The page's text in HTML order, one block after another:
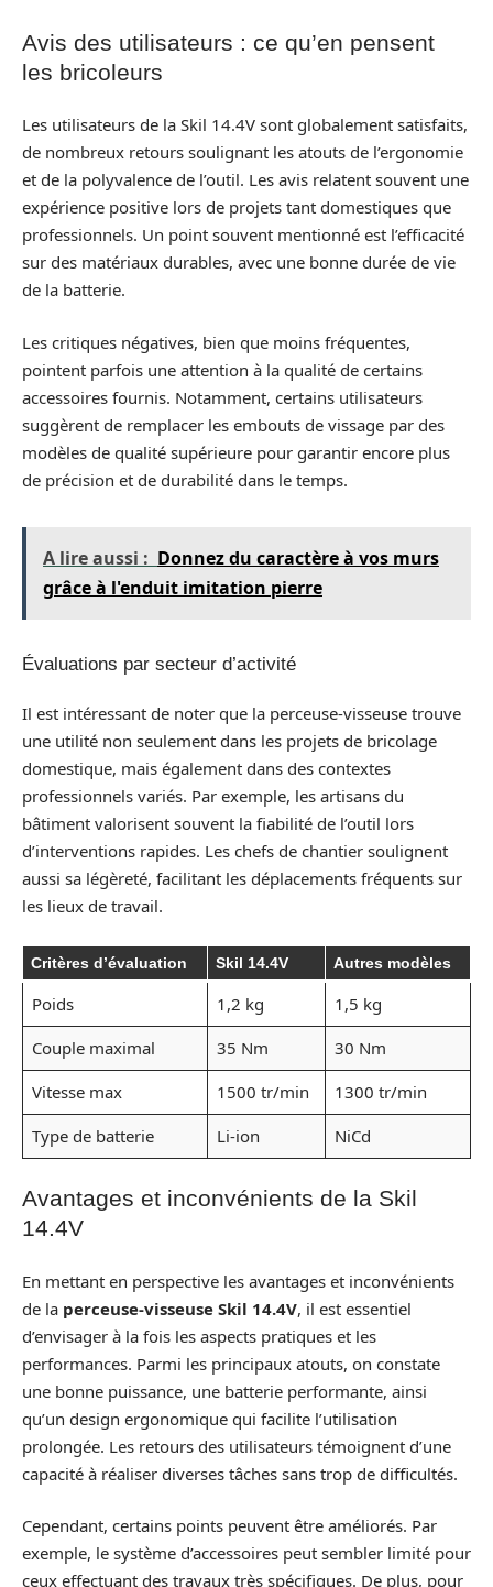
Avis des utilisateurs : ce qu’en pensent
les bricoleurs
Les utilisateurs de la Skil 14.4V sont globalement satisfaits,
de nombreux retours soulignant les atouts de l’ergonomie
et de la polyvalence de l’outil. Les avis relatent souvent une
expérience positive lors de projets tant domestiques que
professionnels. Un point souvent mentionné est l’efficacité
sur des matériaux durables, avec une bonne durée de vie
de la batterie.
Les critiques négatives, bien que moins fréquentes,
pointent parfois une attention à la qualité de certains
accessoires fournis. Notamment, certains utilisateurs
suggèrent de remplacer les embouts de vissage par des
modèles de qualité supérieure pour garantir encore plus
de précision et de durabilité dans le temps.
A lire aussi : Donnez du caractère à vos murs
grâce à l'enduit imitation pierre
Évaluations par secteur d’activité
Il est intéressant de noter que la perceuse-visseuse trouve
une utilité non seulement dans les projets de bricolage
domestique, mais également dans des contextes
professionnels variés. Par exemple, les artisans du
bâtiment valorisent souvent la fiabilité de l’outil lors
d’interventions rapides. Les chefs de chantier soulignent
aussi sa légèreté, facilitant les déplacements fréquents sur
les lieux de travail.
Critères d’évaluation Skil 14.4V Autres modèles
Poids 1,2 kg
1,5 kg
Couple maximal
35 Nm
30 Nm
Vitesse max
1500 tr/min
1300 tr/min
Type de batterie
Li-ion NiCd
Avantages et inconvénients de la Skil
14.4V
En mettant en perspective les avantages et inconvénients
de la perceuse-visseuse Skil 14.4V, il est essentiel
d’envisager à la fois les aspects pratiques et les
performances. Parmi les principaux atouts, on constate
une bonne puissance, une batterie performante, ainsi
qu’un design ergonomique qui facilite l’utilisation
prolongée. Les retours des utilisateurs témoignent d’une
capacité à réaliser diverses tâches sans trop de difficultés.
Cependant, certains points peuvent être améliorés. Par
exemple, le système d’accessoires peut sembler limité pour
ceux effectuant des travaux très spécifiques. De plus, pour